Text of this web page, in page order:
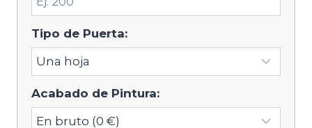
Tipo de Puerta:
Acabado de Pintura: